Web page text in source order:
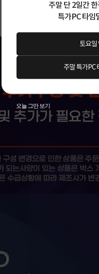
주말 단 2일간
특가PC 타임
토요일
주말 특가PC
오늘 그만 보기